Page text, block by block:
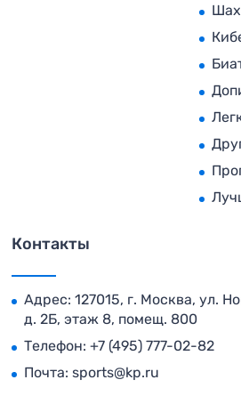
Контакты
Адрес: 127015, г. Москва, ул.
д. 2Б, этаж 8, помещ. 800
Телефон: +7 (495) 777-02-82
Почта: sports@kp.ru